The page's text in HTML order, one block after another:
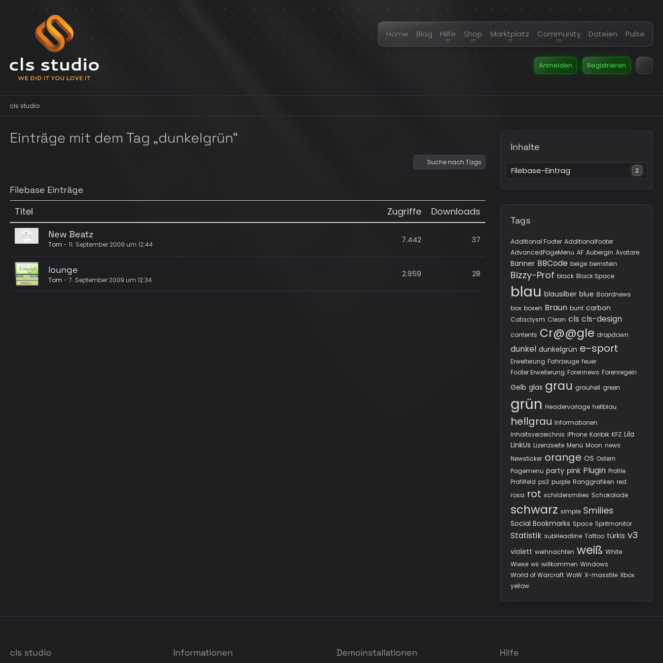
Home Blog Hilfe Shop Marktplatz Community Dateien Pulse
Anmelden Registrieren
cls studio
Einträge mit dem Tag „dunkelgrün“
Suche nach Tags
Filebase Einträge
Titel Zugriffe Downloads
New Beatz
Tom - 11. September 2009 um 12:44 7.442 37
lounge
Tom - 7. September 2009 um 12:34
2.959 28
Inhalte
Filebase-Eintrag 2
Tags
Additional Footer Additionalfooter
AdvancedPageMenu AF Aubergin Avatare
Banner BBCode beige bernstein
Bizzy-Prof black Black Space
blau blausilber blue Boardnews
box boxen Braun bunt carbon
Cataclysm Clean cls cls-design
contents Cr@@gle dropdown
dunkel dunkelgrün e-sport
Erweiterung Fahrzeuge feuer
Footer Erweiterung Forennews Forenregeln
Gelb glas grau grauhell green
grün Headervorlage hellblau
hellgrau Informationen
Inhaltsverzeichnis iPhone Karibik KFZ Lila
LinkUs Lizenzseite Menü Moon news
Newsticker orange OS Ostern
Pagemenu party pink Plugin Profile
Profilfeld ps3 purple Ranggrafiken red
rosa rot schildersmilies Schokolade
schwarz simple Smilies
Social Bookmarks Space Spritmonitor
Statistik subHeadline Tattoo türkis v3
violett weihnachten weiß White
Wiese wii willkommen Windows
World of Warcraft WoW X-masstile Xbox
yellow
cls studio Informationen Demoinstallationen Hilfe